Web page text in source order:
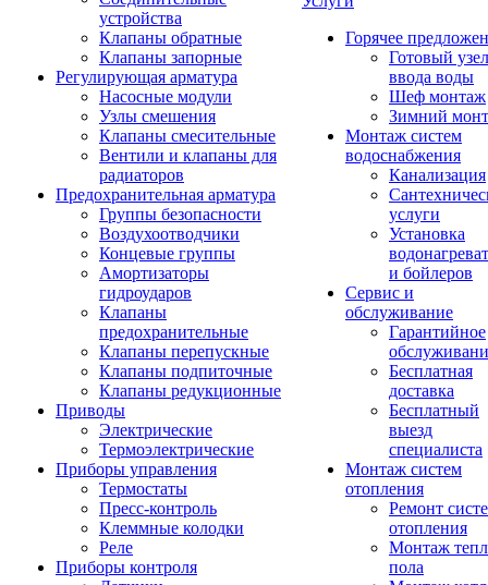
устройства
Клапаны обратные
Клапаны запорные
Регулирующая арматура
Насосные модули
Узлы смешения
Клапаны смесительные
Вентили и клапаны для
радиаторов
Предохранительная арматура
Группы безопасности
Воздухоотводчики
Концевые группы
Амортизаторы
гидроударов
Клапаны
предохранительные
Клапаны перепускные
Клапаны подпиточные
Клапаны редукционные
Приводы
Электрические
Термоэлектрические
Приборы управления
Термостаты
Пресс-контроль
Клеммные колодки
Реле
Приборы контроля
Горячее
Готовый узел
ввода воды
Шеф монтаж
Зимний
Монтаж систем
водоснабжения
Канализация
услуги
Установка
и бойлеров
Сервис и
обслуживание
Гарантийное
Бесплатная
доставка
Бесплатный
выезд
специалиста
Монтаж систем
отопления
Ремонт
отопления
Монтаж
пола